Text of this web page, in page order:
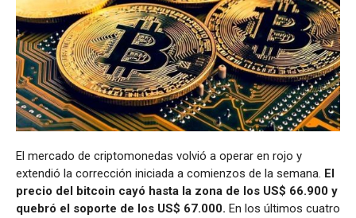
El mercado de criptomonedas volvió a operar en rojo y
extendió la corrección iniciada a comienzos de la semana. El
precio del bitcoin cayó hasta la zona de los US$ 66.900 y
quebró el soporte de los US$ 67.000. En los últimos cuatro